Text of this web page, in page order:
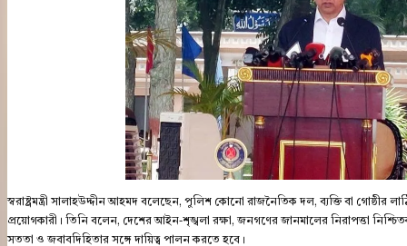
স্বরাষ্ট্রমন্ত্রী সালাহউদ্দীন আহমদ বলেছেন, পুলিশ কোনো রাজনৈতিক দল, ব্যক্তি বা
প্রয়োগকারী। তিনি বলেন, দেশের আইন-শৃঙ্খলা রক্ষা, জনগণের জানমালের নিরাপত্তা
সততা ও জবাবদিহিতার সঙ্গে দায়িত্ব পালন করতে হবে।